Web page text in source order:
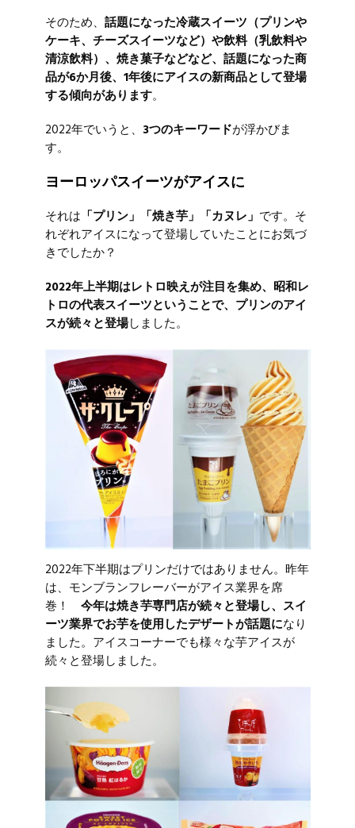
そのため、 話題になった冷蔵スイーツ（プリンや
ケーキ、チーズスイーツなど）や飲料（乳飲料や
清涼飲料）、焼き菓子などなど、話題になった商
品が6か月後、1年後にアイスの新商品として登場
する傾向があります。
2022年でいうと、 3つのキーワードが浮かびま
す。
ヨーロッパスイーツがアイスに
それは 「プリン」「焼き芋」「カヌレ」 です。そ
れぞれアイスになって登場していたことにお気づ
きでしたか？
2022年上半期はレトロ映えが注目を集め、昭和レ
トロの代表スイーツということで、プリンのアイ
スが続々と登場しました。
2022年下半期はプリンだけではありません。昨年
は、モンブランフレーバーがアイス業界を席
巻！ 今年は焼き芋専門店が続々と登場し、スイ
ーツ業界でお芋を使用したデザートが話題になり
ました。アイスコーナーでも様々な芋アイスが
続々と登場しました。